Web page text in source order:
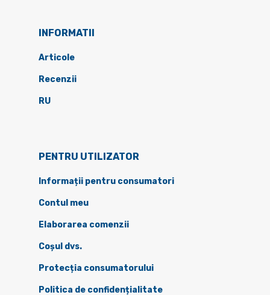
INFORMATII
Articole
Recenzii
RU
PENTRU UTILIZATOR
Informații pentru consumatori
Contul meu
Elaborarea comenzii
Coșul dvs.
Protecția consumatorului
Politica de confidențialitate